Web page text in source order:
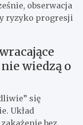
obserwacja
ryzyko progresji
wiedzą o
się
Układ